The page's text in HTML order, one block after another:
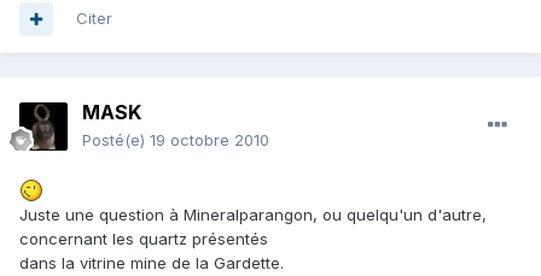
Citer
MASK
Posté(e) 19 octobre 2010
Juste une question à Mineralparangon, ou quelqu'un d'autre,
concernant les quartz présentés
dans la vitrine mine de la Gardette.